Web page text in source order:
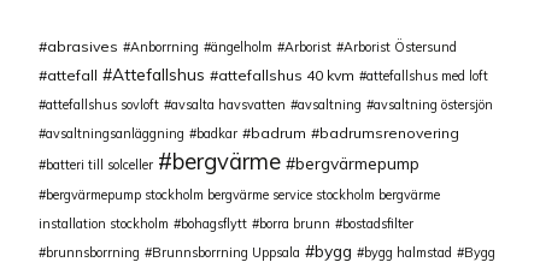
abrasives Anborrning ängelholm Arborist Arborist Östersund
attefall Attefallshus attefallshus 40 kvm
attefallshus med loft
attefallshus sovloft
avsalta havsvatten avsaltning
avsaltning östersjön
avsaltningsanläggning
badkar badrum badrumsrenovering
batteri till solceller bergvärme bergvärmepump
bergvärmepump stockholm bergvärme service stockholm bergvärme
installation stockholm
bohagsflytt borra brunn
bostadsfilter
brunnsborrning
Brunnsborrning Uppsala bygg bygg halmstad
Bygg